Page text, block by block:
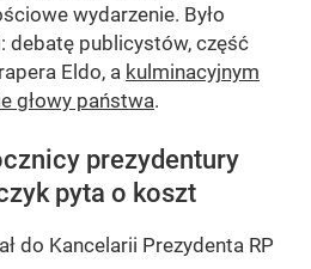
wydarzenie. Było
debatę publicystów, część
Eldo, a kulminacyjnym
głowy państwa.
prezydentury
pyta o koszt
do Kancelarii Prezydenta RP